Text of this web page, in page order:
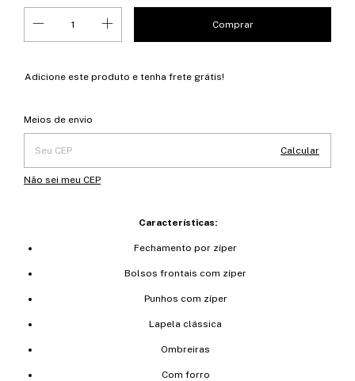
Adicione este produto e tenha frete grátis!
Entregas para o CEP:
Meios de envio
Calcular
Não sei meu CEP
Características:
Fechamento por zíper
Bolsos frontais com zíper
Punhos com zíper
Lapela clássica
Ombreiras
Com forro